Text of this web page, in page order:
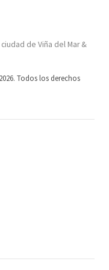
de Viña del Mar &
Todos los derechos